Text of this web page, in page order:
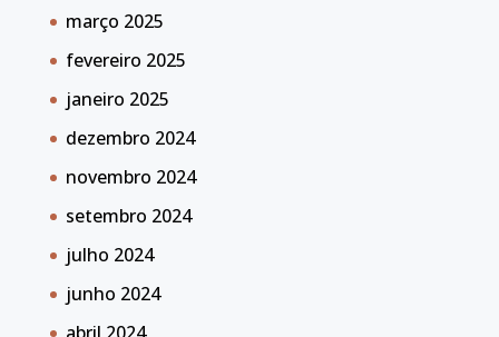
março 2025
fevereiro 2025
janeiro 2025
dezembro 2024
novembro 2024
setembro 2024
julho 2024
junho 2024